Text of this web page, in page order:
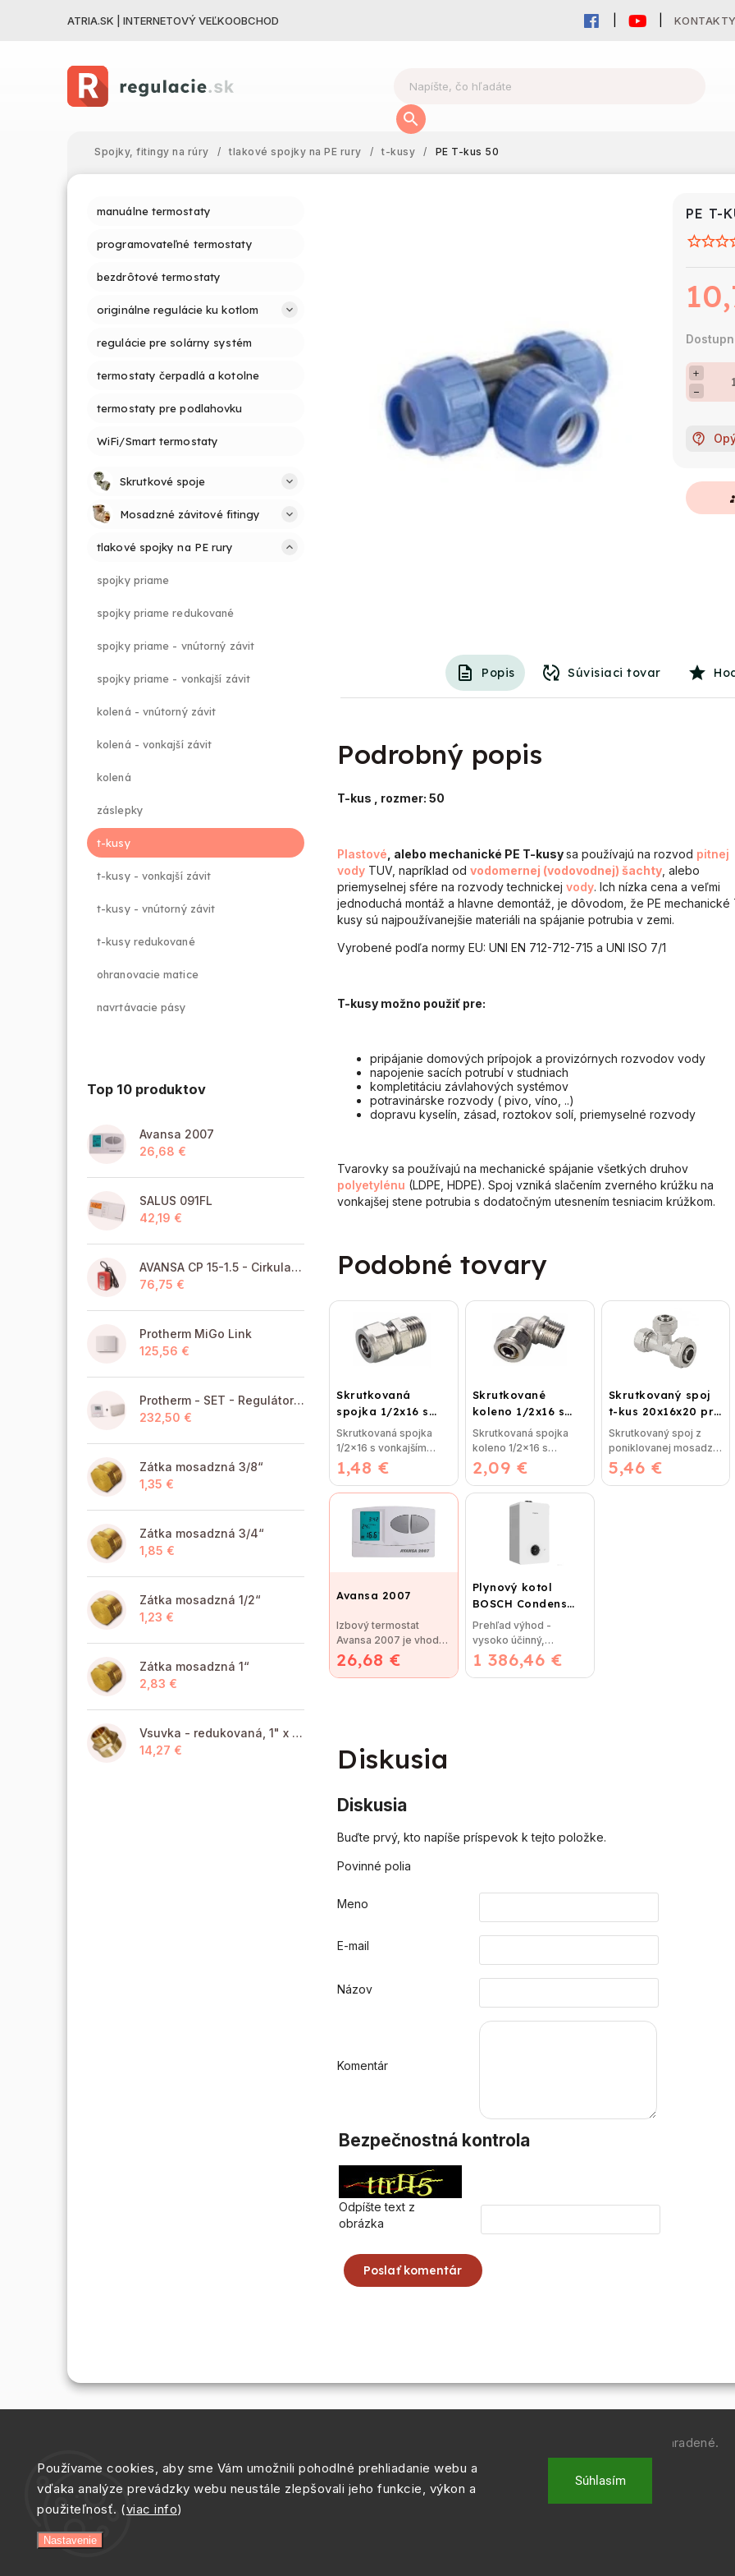
Používame cookies, aby sme Vám umožnili pohodlné prehliadanie webu a
vďaka analýze prevádzky webu neustále zlepšovali jeho funkcie, výkon a
použiteľnosť. (viac info)
Nastavenie
Súhlasím
ATRIA.SK | INTERNETOVÝ VEĽKOOBCHOD KONTAKTY
Spojky, fitingy na rúry / tlakové spojky na PE rury / t-kusy / PE T-kus 50
manuálne termostaty
programovateľné termostaty
bezdrôtové termostaty
originálne regulácie ku kotlom
regulácie pre solárny systém
termostaty čerpadlá a kotolne
termostaty pre podlahovku
WiFi/Smart termostaty
Skrutkové spoje
Mosadzné závitové fitingy
tlakové spojky na PE rury
spojky priame
spojky priame redukované
spojky priame - vnútorný závit
spojky priame - vonkajší závit
kolená - vnútorný závit
kolená - vonkajší závit
kolená
záslepky
t-kusy
t-kusy - vonkajší závit
t-kusy - vnútorný závit
t-kusy redukované
ohranovacie matice
navrtávacie pásy
Top 10 produktov
Avansa 2007
26,68 €
SALUS 091FL
42,19 €
AVANSA CP 15-1.5 - Cirkulačné čerpadlo TÚV pre pitnú vodu
76,75 €
Protherm MiGo Link
125,56 €
Protherm - SET - Regulátor MiGo Select + brána MiGo Link
232,50 €
Zátka mosadzná 3/8“
1,35 €
Zátka mosadzná 3/4“
1,85 €
Zátka mosadzná 1/2“
1,23 €
Zátka mosadzná 1“
2,83 €
Vsuvka - redukovaná, 1" x 6/4" MM
14,27 €
PE T-
+
−
Popis Súvisiaci tovar
Podrobný popis
T-kus , rozmer: 50
Plastové , alebo mechanické PE T-kusysa používajú na rozvod pitnej
vody TUV, napríklad od vodomernej (vodovodnej) šachty , alebo
priemyselnej sfére na rozvody technickej vody. Ich nízka cena a veľmi
jednoduchá montáž a hlavne demontáž, je dôvodom, že PE mechanické
kusy sú najpoužívanejšie materiáli na spájanie potrubia v zemi.
Vyrobené podľa normy EU: UNI EN 712-712-715 a UNI ISO 7/1
T-kusy možno použiť pre:
pripájanie domových prípojok a provizórnych rozvodov vody
napojenie sacích potrubí v studniach
kompletitáciu závlahových systémov
potravinárske rozvody ( pivo, víno, ..)
dopravu kyselín, zásad, roztokov solí, priemyselné rozvody
Tvarovky sa používajú na mechanické spájanie všetkých druhov
polyetylénu (LDPE, HDPE). Spoj vzniká slačením zverného krúžku na
vonkajšej stene potrubia s dodatočným utesnením tesniacim krúžkom.
Podobné tovary
Skrutkovaná
spojka 1/2x16 s
vonkajším závitom
1,48 €
Skrutkovaná spojka
1/2x16 s vonkajším
závitom bez nutnosti
lisovania,...
Skrutkované
koleno 1/2x16 s
vonkajším závitom
2,09 €
Skrutkovaná spojka
koleno 1/2x16 s
vonkajším závitom bez
nutnosti lisovania,...
Skrutkovaný spoj
t-kus 20x16x20 pre
plastohliník
5,46 €
Skrutkovaný spoj z
poniklovanej mosadze
T-kus 20x16x20 bez
nutnosti...
Avansa 2007
26,68 €
Izbový termostat
Avansa 2007 je vhodný
na reguláciu väčšiny
kotlov. Termostat je...
Plynový kotol
BOSCH Condens
GC2300iW 24 P -
Závesný
kondenzačný
vykurovací kotol
1 386,46 €
Prehľad výhod -
vysoko účinný,
priestorovo úsporný -
intuitivne ovládaný
Diskusia
Diskusia
Buďte prvý, kto napíše príspevok k tejto položke.
Povinné polia
Meno
E-mail
Názov
Komentár
Bezpečnostná kontrola
Odpíšte text z
obrázka
Poslať komentár
. Všetky práva vyhradené.
Vytvořil